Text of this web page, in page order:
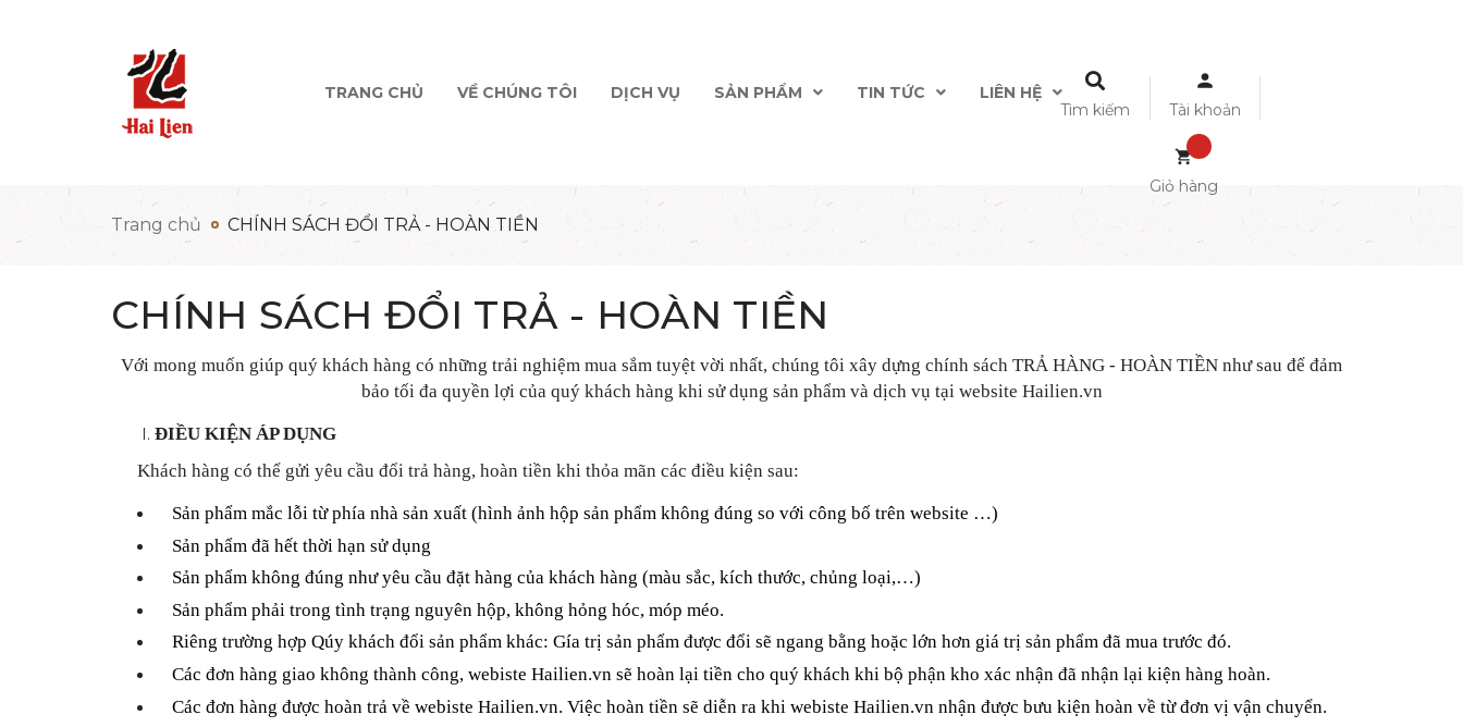
TRANG CHỦ VỀ CHÚNG TÔI DỊCH VỤ SẢN PHẨM TIN TỨC
LIÊN HỆ
Tìm kiếm
Tài khoản
Giỏ hàng
Trang chủ CHÍNH SÁCH ĐỔI TRẢ - HOÀN TIỀN
CHÍNH SÁCH ĐỔI TRẢ - HOÀN TIỀN
Với mong muốn giúp quý khách hàng có những trải nghiệm mua sắm tuyệt vời nhất, chúng tôi xây dựng chính sách TRẢ HÀNG - HOÀN TIỀN như sau để đảm
bảo tối đa quyền lợi của quý khách hàng khi sử dụng sản phẩm và dịch vụ tại website Hailien.vn
ĐIỀU KIỆN ÁP DỤNG
Khách hàng có thể gửi yêu cầu đổi trả hàng, hoàn tiền khi thỏa mãn các điều kiện sau:
Sản phẩm mắc lỗi từ phía nhà sản xuất (hình ảnh hộp sản phẩm không đúng so với công bố trên website …)
Sản phẩm đã hết thời hạn sử dụng
Sản phẩm không đúng như yêu cầu đặt hàng của khách hàng (màu sắc, kích thước, chủng loại,…)
Sản phẩm phải trong tình trạng nguyên hộp, không hỏng hóc, móp méo.
Riêng trường hợp Qúy khách đổi sản phẩm khác: Gía trị sản phẩm được đổi sẽ ngang bằng hoặc lớn hơn giá trị sản phẩm đã mua trước đó.
Các đơn hàng giao không thành công, webiste Hailien.vn sẽ hoàn lại tiền cho quý khách khi bộ phận kho xác nhận đã nhận lại kiện hàng hoàn.
Các đơn hàng được hoàn trả về webiste Hailien.vn. Việc hoàn tiền sẽ diễn ra khi webiste Hailien.vn nhận được bưu kiện hoàn về từ đơn vị vận chuyển.